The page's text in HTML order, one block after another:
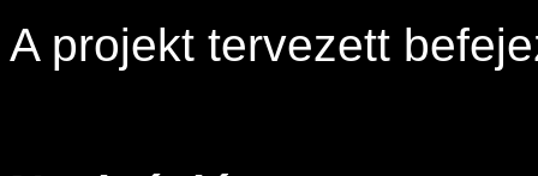
A projekt tervezett